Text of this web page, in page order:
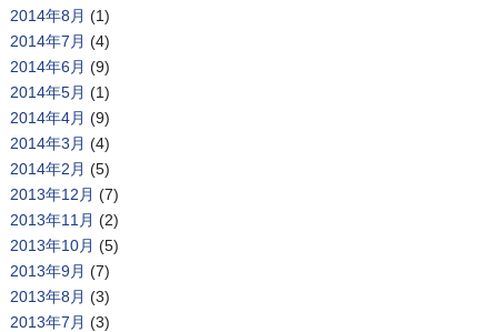
2014年8月 (1)
2014年7月 (4)
2014年6月 (9)
2014年5月 (1)
2014年4月 (9)
2014年3月 (4)
2014年2月 (5)
2013年12月 (7)
2013年11月 (2)
2013年10月 (5)
2013年9月 (7)
2013年8月 (3)
2013年7月 (3)